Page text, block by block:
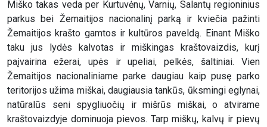
Miško takas veda per Kurtuvėnų, Varnių, Salantų regioninius
parkus bei Žemaitijos nacionalinį parką ir kviečia pažinti
Žemaitijos krašto gamtos ir kultūros paveldą. Einant Miško
taku jus lydės kalvotas ir miškingas kraštovaizdis, kurį
paįvairina ežerai, upės ir upeliai, pelkės, šaltiniai. Vien
Žemaitijos nacionaliniame parke daugiau kaip pusę parko
teritorijos užima miškai, daugiausia tankūs, ūksmingi eglynai,
natūralūs seni spygliuočių ir mišrūs miškai, o atvirame
kraštovaizdyje dominuoja pievos. Tarp miškų, kalvų ir pievų